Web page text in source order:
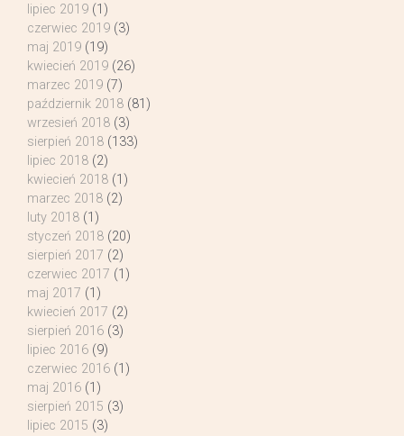
lipiec 2019 (1)
czerwiec 2019 (3)
maj 2019 (19)
kwiecień 2019 (26)
marzec 2019 (7)
październik 2018 (81)
wrzesień 2018 (3)
sierpień 2018 (133)
lipiec 2018 (2)
kwiecień 2018 (1)
marzec 2018 (2)
luty 2018 (1)
styczeń 2018 (20)
sierpień 2017 (2)
czerwiec 2017 (1)
maj 2017 (1)
kwiecień 2017 (2)
sierpień 2016 (3)
lipiec 2016 (9)
czerwiec 2016 (1)
maj 2016 (1)
sierpień 2015 (3)
lipiec 2015 (3)